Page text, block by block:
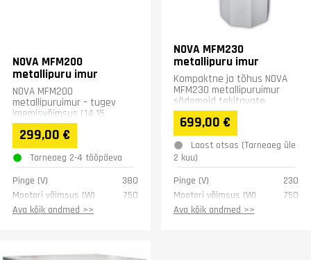
NOVA MFM200
metallipuru imur
NOVA MFM200
metallipuruimur – tugev
imemisvõimsus (14,15
m³/min), kaks sisendtoru,
kerge ja kompaktne.
Ideaalne sädemeid...
299,00 €
Tarneaeg 2-4 tööpäeva
Pinge (V)
380
Mootori võimsus (W)
750
Õhu imemisvõimsus
Ava kõik andmed >>
NOVA MFM230
metallipuru imur
Kompaktne ja tõhus NOVA
MFM230 metallipuruimur
sädemeid tekitavate
tööpinkide jaoks. Tsüklon-
eeleraldus, vahetatav
filterkott...
699,00 €
Laost otsas (Tarneaeg üle
2 kuu)
Pinge (V)
230
Mootori võimsus (W)
750
Õhu imemisvõimsus
Ava kõik andmed >>